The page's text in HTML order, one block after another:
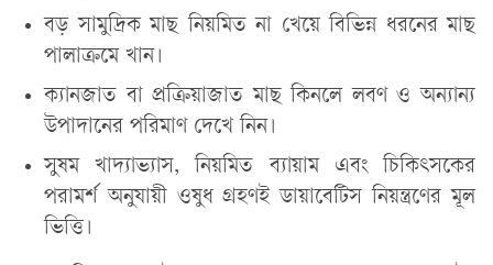
বড় সামুদ্রিক মাছ নিয়মিত না খেয়ে বিভিন্ন ধরনের মাছ
পালাক্রমে খান।
ক্যানজাত বা প্রক্রিয়াজাত মাছ কিনলে লবণ ও অন্যান্য
উপাদানের পরিমাণ দেখে নিন।
সুষম খাদ্যাভ্যাস, নিয়মিত ব্যায়াম এবং চিকিৎসকের
পরামর্শ অনুযায়ী ওষুধ গ্রহণই ডায়াবেটিস নিয়ন্ত্রণের মূল
ভিত্তি।